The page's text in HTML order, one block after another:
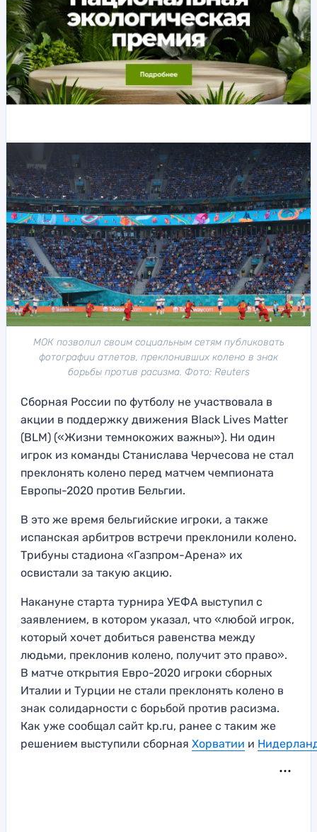
МОК позволил своим социальным сетям публиковать
фотографии атлетов, преклонивших колено в знак
борьбы против расизма. Фото: Reuters
Сборная России по футболу не участвовала в
акции в поддержку движения Black Lives Matter
(BLM) («Жизни темнокожих важны»). Ни один
игрок из команды Станислава Черчесова не стал
преклонять колено перед матчем чемпионата
Европы-2020 против Бельгии.
В это же время бельгийские игроки, а также
испанская арбитров встречи преклонили колено.
Трибуны стадиона «Газпром-Арена» их
освистали за такую акцию.
Накануне старта турнира УЕФА выступил с
заявлением, в котором указал, что «любой игрок,
который хочет добиться равенства между
людьми, преклонив колено, получит это право».
В матче открытия Евро-2020 игроки сборных
Италии и Турции не стали преклонять колено в
знак солидарности с борьбой против расизма.
Как уже сообщал сайт kp.ru, ранее с таким же
решением выступили сборная Хорватии и